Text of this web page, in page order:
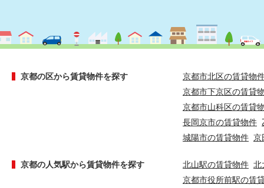
京都の区から賃貸物件を探す
京都市北区の賃貸物
京都市下京区の賃貸
京都市山科区の賃貸
長岡京市の賃貸物件
城陽市の賃貸物件 京
京都の人気駅から賃貸物件を探す 北山駅の賃貸物件 北
京都市役所前駅の賃